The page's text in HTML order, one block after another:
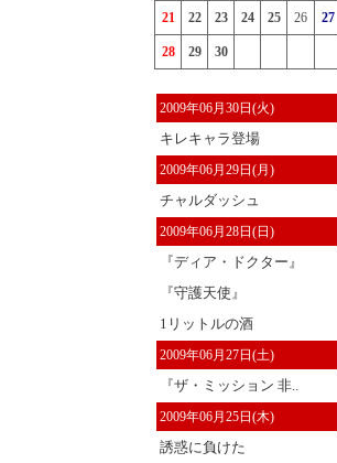
21 22 23 24 25 26 27
28 29 30
2009年06月30日(火)
キレキャラ登場
2009年06月29日(月)
チャルダッシュ
2009年06月28日(日)
『ディア・ドクター』
『守護天使』
1リットルの酒
2009年06月27日(土)
『ザ・ミッション 非..
2009年06月25日(木)
誘惑に負けた